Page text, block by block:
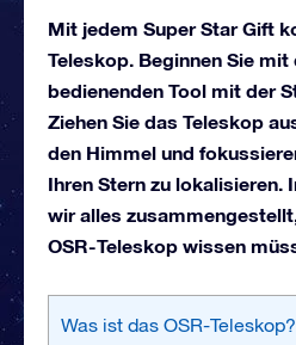
Mit jedem Super Star Gift
Teleskop. Beginnen Sie
bedienenden Tool mit der
Ziehen Sie das Teleskop
den Himmel und
Ihren Stern zu lokalisieren.
wir alles
OSR-Teleskop wissen
Was ist das OSR-Teleskop?